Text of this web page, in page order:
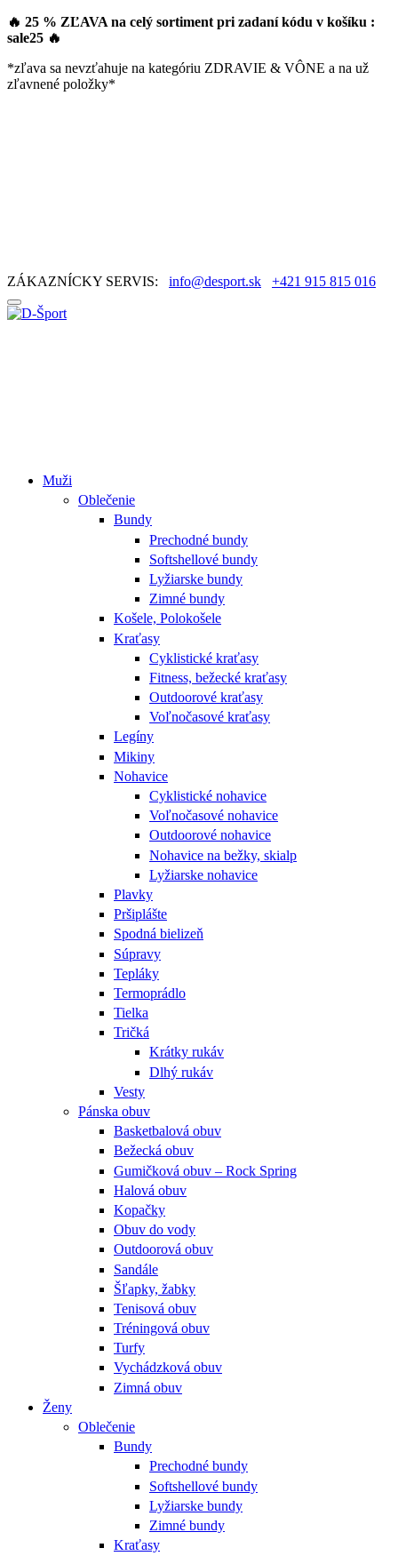
🔥 25 % ZĽAVA na celý sortiment pri zadaní kódu v košíku :
sale25 🔥
*zľava sa nevzťahuje na kategóriu ZDRAVIE & VÔNE a na už
zľavnené položky*
ZÁKAZNÍCKY SERVIS: info@desport.sk +421 915 815 016
Muži
Oblečenie
Bundy
Prechodné bundy
Softshellové bundy
Lyžiarske bundy
Zimné bundy
Košele, Polokošele
Kraťasy
Cyklistické kraťasy
Fitness, bežecké kraťasy
Outdoorové kraťasy
Voľnočasové kraťasy
Legíny
Mikiny
Nohavice
Cyklistické nohavice
Voľnočasové nohavice
Outdoorové nohavice
Nohavice na bežky, skialp
Lyžiarske nohavice
Plavky
Pršiplášte
Spodná bielizeň
Súpravy
Tepláky
Termoprádlo
Tielka
Tričká
Krátky rukáv
Dlhý rukáv
Vesty
Pánska obuv
Basketbalová obuv
Bežecká obuv
Gumičková obuv – Rock Spring
Halová obuv
Kopačky
Obuv do vody
Outdoorová obuv
Sandále
Šľapky, žabky
Tenisová obuv
Tréningová obuv
Turfy
Vychádzková obuv
Zimná obuv
Ženy
Oblečenie
Bundy
Prechodné bundy
Softshellové bundy
Lyžiarske bundy
Zimné bundy
Kraťasy